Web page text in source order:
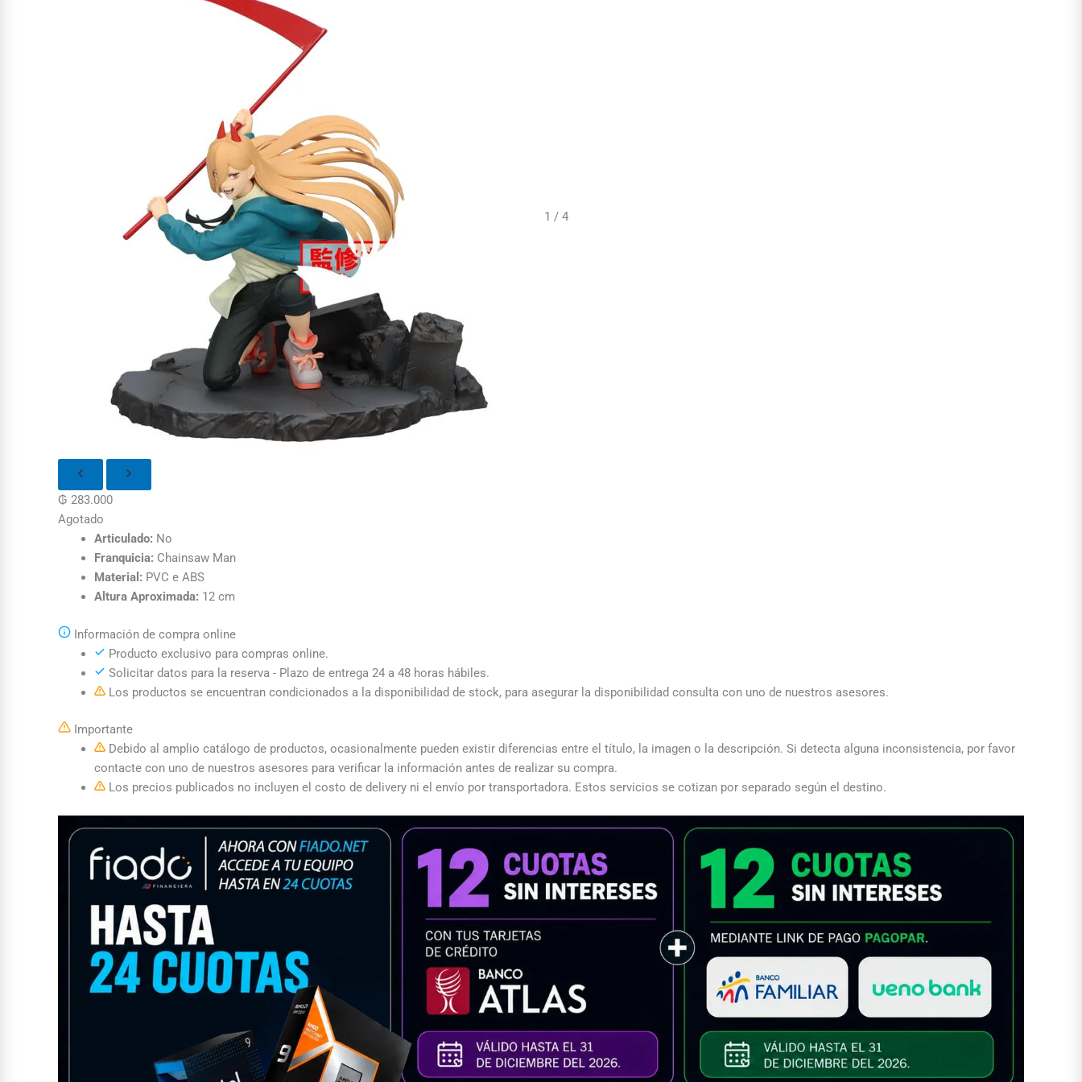
1 / 4
₲ 283.000
Agotado
Articulado: No
Franquicia: Chainsaw Man
Material: PVC e ABS
Altura Aproximada: 12 cm
Información de compra online
Producto exclusivo para compras online.
Solicitar datos para la reserva - Plazo de entrega 24 a 48 horas hábiles.
Los productos se encuentran condicionados a la disponibilidad de stock, para asegurar la disponibilidad consulta con uno de nuestros asesores.
Importante
Debido al amplio catálogo de productos, ocasionalmente pueden existir diferencias entre el título, la imagen o la descripción. Si detecta alguna inconsistencia, por favor
contacte con uno de nuestros asesores para verificar la información antes de realizar su compra.
Los precios publicados no incluyen el costo de delivery ni el envío por transportadora. Estos servicios se cotizan por separado según el destino.